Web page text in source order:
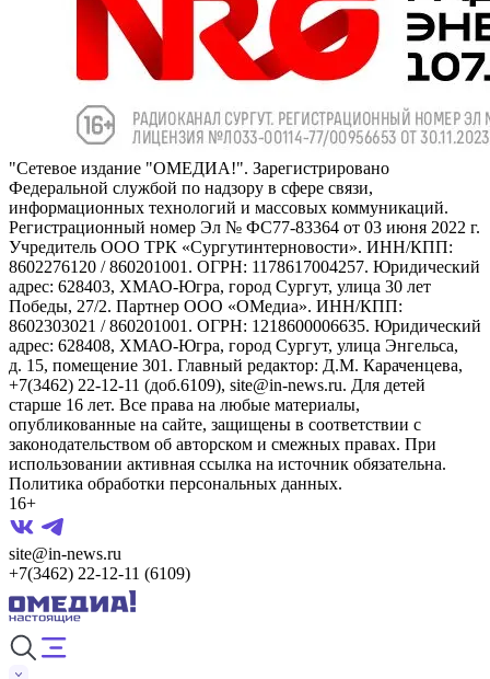
"Сетевое издание "ОМЕДИА!". Зарегистрировано
Федеральной службой по надзору в сфере связи,
информационных технологий и массовых коммуникаций.
Регистрационный номер Эл № ФС77-83364 от 03 июня 2022 г.
Учредитель ООО ТРК «Сургутинтерновости». ИНН/КПП:
8602276120 / 860201001. ОГРН: 1178617004257. Юридический
адрес: 628403, ХМАО-Югра, город Сургут, улица 30 лет
Победы, 27/2. Партнер ООО «ОМедиа». ИНН/КПП:
8602303021 / 860201001. ОГРН: 1218600006635. Юридический
адрес: 628408, ХМАО-Югра, город Сургут, улица Энгельса,
д. 15, помещение 301. Главный редактор: Д.М. Караченцева,
+7(3462) 22-12-11 (доб.6109), site@in-news.ru. Для детей
старше 16 лет. Все права на любые материалы,
опубликованные на сайте, защищены в соответствии с
законодательством об авторском и смежных правах. При
использовании активная ссылка на источник обязательна.
Политика обработки персональных данных.
16+
site@in-news.ru
+7(3462) 22-12-11 (6109)